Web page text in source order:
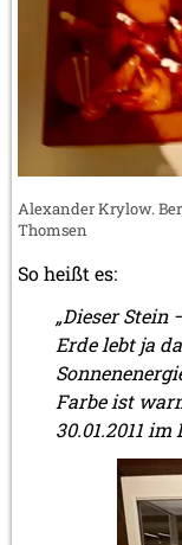
Alexander Krylow.
Thomsen
So heißt es:
„Dieser Stein
Erde lebt ja
Farbe ist
30.01.2011 im